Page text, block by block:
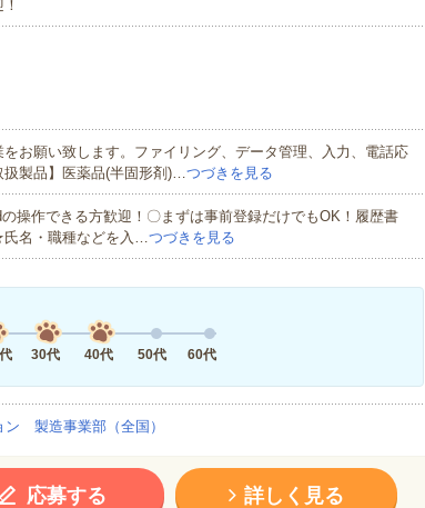
お願い致します。ファイリング、データ管理、入力、電話応
扱製品】医薬品(半固形剤)…つづきを見る
操作できる方歓迎！〇まずは事前登録だけでもOK！履歴書
名・職種などを入…つづきを見る
30代 40代 50代 60代
ン 製造事業部（全国）
応募する 詳しく見る